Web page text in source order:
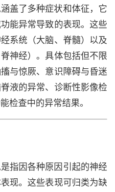
盖了多种症状和体征，它
能异常导致的表现。这些
系统（大脑、脊髓）以及
神经）。具体包括但不限
与惊厥、意识障碍与昏迷
液的异常、诊断性影像检
检查中的异常结果。
指因各种原因引起的神经
现。这些表现可归类为缺